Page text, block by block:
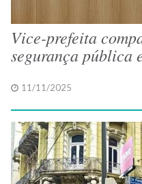
Vice-prefeita
segurança pública
11/11/2025